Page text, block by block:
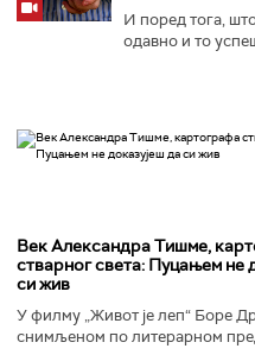
И поред тога,
одавно и то
Век Александра Тишме,
стварног света: Пуцањем не
си жив
У филму „Живот је леп“ Боре
снимљеном по литерарном